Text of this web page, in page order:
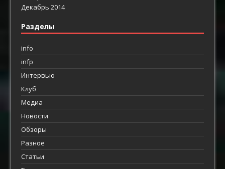
Декабрь 2014
Разделы
info
infp
Интервью
Клуб
Медиа
Новости
Обзоры
Разное
Статьи